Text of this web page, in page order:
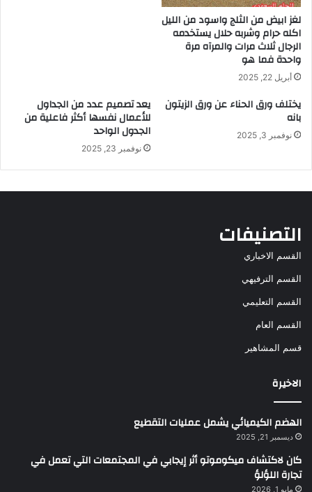
لغز ابيض من الثلج واسود من الليل
اكله حرام وشربه حلال يستخدمه
الرجال ثلاث مرات والمرآه مرة
واحدة فما هو
أبريل 22, 2025
يختلف ورق الحناء عن ورق الزيتون
بانه
نوفمبر 3, 2025
يعد تصميم عدد من الجداول
للأعمال نفسها أكثر فاعلية من
الجدول الواحد
نوفمبر 23, 2025
التصنيفات
القسم الاخباري
القسم الترفيهي
القسم التعليمي
القسم العام
قسم المشاهير
الاخيرة
الهضم الكيميائي يشمل عمليات التقطيع
ديسمبر 21, 2025
كان لاكتشاف ميكوموتو أثر إيجابي في المجتمعات التي تعمل في
تجارة اللؤلؤ
مايو 1, 2026